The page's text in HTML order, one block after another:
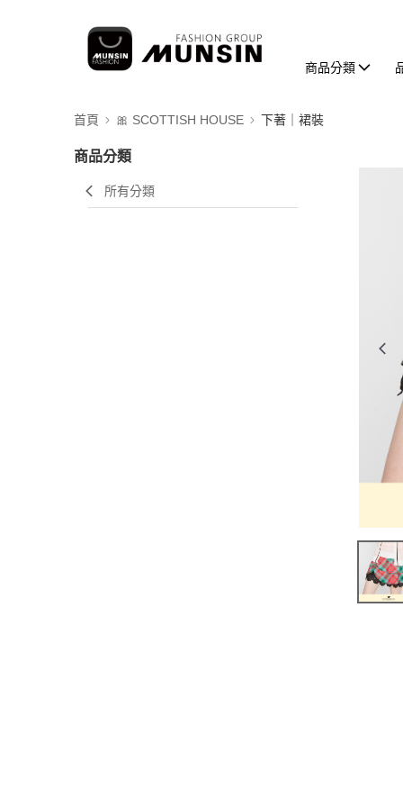
商品分類
首頁 🎀 SCOTTISH HOUSE 下著｜裙裝
商品分類
所有分類